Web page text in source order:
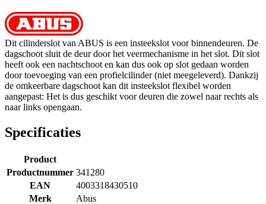
Dit cilinderslot van ABUS is een insteekslot voor binnendeuren. De
dagschoot sluit de deur door het veermechanisme in het slot. Dit slot
heeft ook een nachtschoot en kan dus ook op slot gedaan worden
door toevoeging van een profielcilinder (niet meegeleverd). Dankzij
de omkeerbare dagschoot kan dit insteekslot flexibel worden
aangepast: Het is dus geschikt voor deuren die zowel naar rechts als
naar links opengaan.
Specificaties
Product
Productnummer 341280
EAN
4003318430510
Merk
Abus